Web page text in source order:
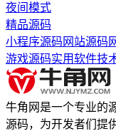
夜间模式
精品源码
小程序源码 网站源码
游戏源码实用软件技
牛角网是一个专业的
源码，为开发者们提